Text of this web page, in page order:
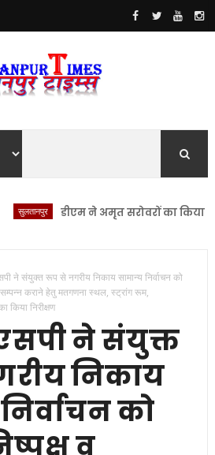
डीएम ने अमृत सरोवरों का किया स्थलीय
ने संयुक्त रूप से नगरीय निकाय सामान्य निर्वाचन को
कराने हेतु मतगणना स्थल, स्ट्रांग रूम,
निरीक्षण
ने संयुक्त
निकाय
को
व